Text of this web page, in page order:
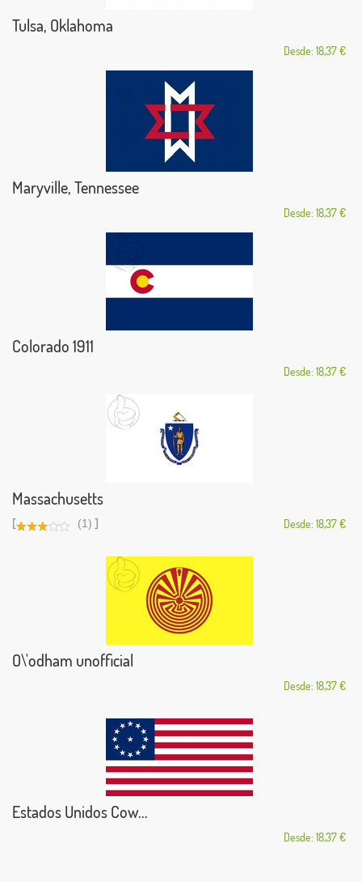
Tulsa, Oklahoma
Desde: 18,37 €
Maryville, Tennessee
Desde: 18,37 €
Colorado 1911
Desde: 18,37 €
Massachusetts
[ (1) ] Desde: 18,37 €
O\'odham unofficial
Desde: 18,37 €
Estados Unidos Cow...
Desde: 18,37 €